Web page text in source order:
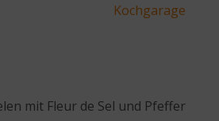
Kochgarage
mit Fleur de Sel und Pfeffer